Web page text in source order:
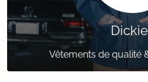
Vêtements de qualité